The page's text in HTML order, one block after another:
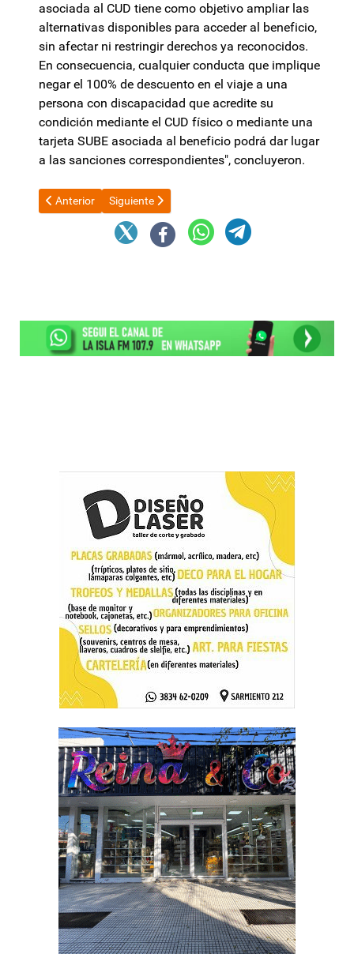
asociada al CUD tiene como objetivo ampliar las
alternativas disponibles para acceder al beneficio,
sin afectar ni restringir derechos ya reconocidos.
En consecuencia, cualquier conducta que implique
negar el 100% de descuento en el viaje a una
persona con discapacidad que acredite su
condición mediante el CUD físico o mediante una
tarjeta SUBE asociada al beneficio podrá dar lugar
a las sanciones correspondientes", concluyeron.
Artículo anterior: Camiones de Zijin -Liex fueron demorados
Anterior Artículo siguiente: Mundial de futbol 2026: La
Siguiente